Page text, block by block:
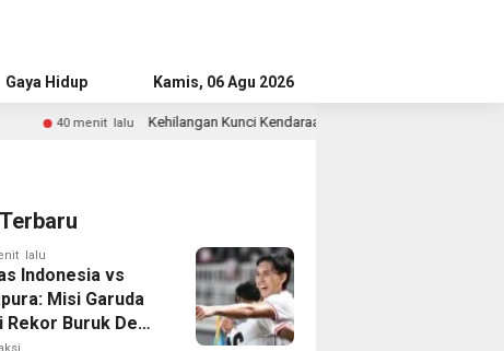
Gaya Hidup AdvertorialKamis, 06 Agu 2026
Kunci Kendaraan? Ini Langkah Tepat yang Perlu Dilakukan
lalu
Indonesia vs
Misi Garuda
Rekor Buruk Demi